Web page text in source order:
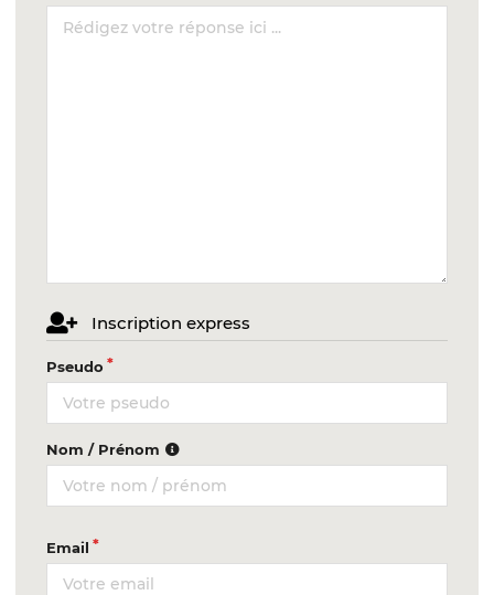
Inscription express
Pseudo
Nom / Prénom
Email